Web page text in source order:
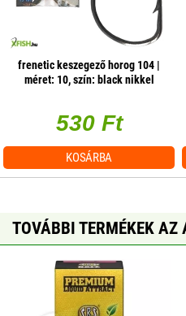
frenetic keszegező horog 104 |
méret: 10, szín: black nikkel
530 Ft
KOSÁRBA
TOVÁBBI TERMÉKEK